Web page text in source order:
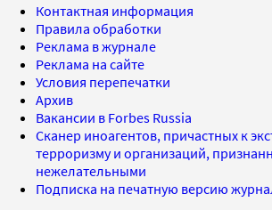
Контактная информация
Правила обработки
Реклама в журнале
Реклама на сайте
Условия перепечатки
Архив
Вакансии в Forbes Russia
Сканер иноагентов, причастных к
терроризму и организаций,
нежелательными
Подписка на печатную версию